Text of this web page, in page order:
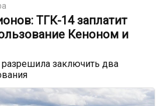
ТГК-14 заплатит
Кеноном и
разрешила заключить два